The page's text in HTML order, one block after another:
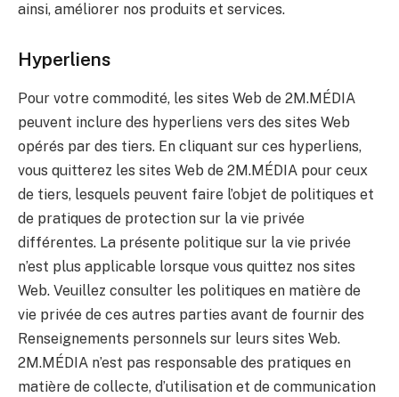
ainsi, améliorer nos produits et services.
Hyperliens
Pour votre commodité, les sites Web de 2M.MÉDIA
peuvent inclure des hyperliens vers des sites Web
opérés par des tiers. En cliquant sur ces hyperliens,
vous quitterez les sites Web de 2M.MÉDIA pour ceux
de tiers, lesquels peuvent faire l’objet de politiques et
de pratiques de protection sur la vie privée
différentes. La présente politique sur la vie privée
n’est plus applicable lorsque vous quittez nos sites
Web. Veuillez consulter les politiques en matière de
vie privée de ces autres parties avant de fournir des
Renseignements personnels sur leurs sites Web.
2M.MÉDIA n’est pas responsable des pratiques en
matière de collecte, d’utilisation et de communication